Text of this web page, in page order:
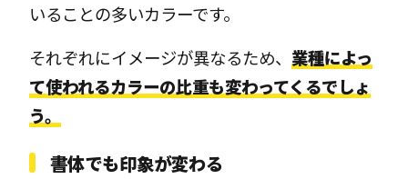
いることの多いカラーです。
それぞれにイメージが異なるため、 業種によっ
て使われるカラーの比重も変わってくるでしょ
う。
書体でも印象が変わる